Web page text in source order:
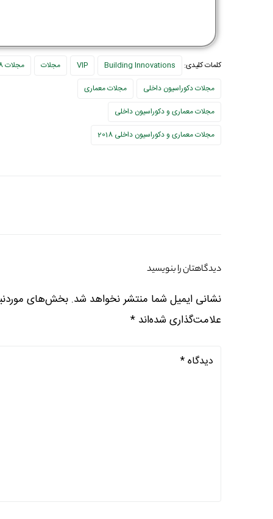
کلمات کلیدی: Building Innovations
VIP مجلات
مجلات 2018
مجلات دکوراسیون داخلی
مجلات معماری
مجلات معماری و دکوراسیون داخلی
مجلات معماری و دکوراسیون داخلی 2018
دیدگاهتان را بنویسید
نشانی ایمیل شما منتشر نخواهد شد. بخش‌های
علامت‌گذاری شده‌اند *